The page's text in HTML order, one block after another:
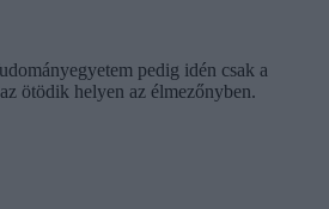
pedig idén csak a
ötödik helyen az élmezőnyben.